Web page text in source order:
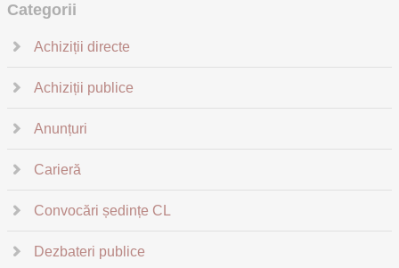
Categorii
Achiziții directe
Achiziții publice
Anunțuri
Carieră
Convocări ședințe CL
Dezbateri publice